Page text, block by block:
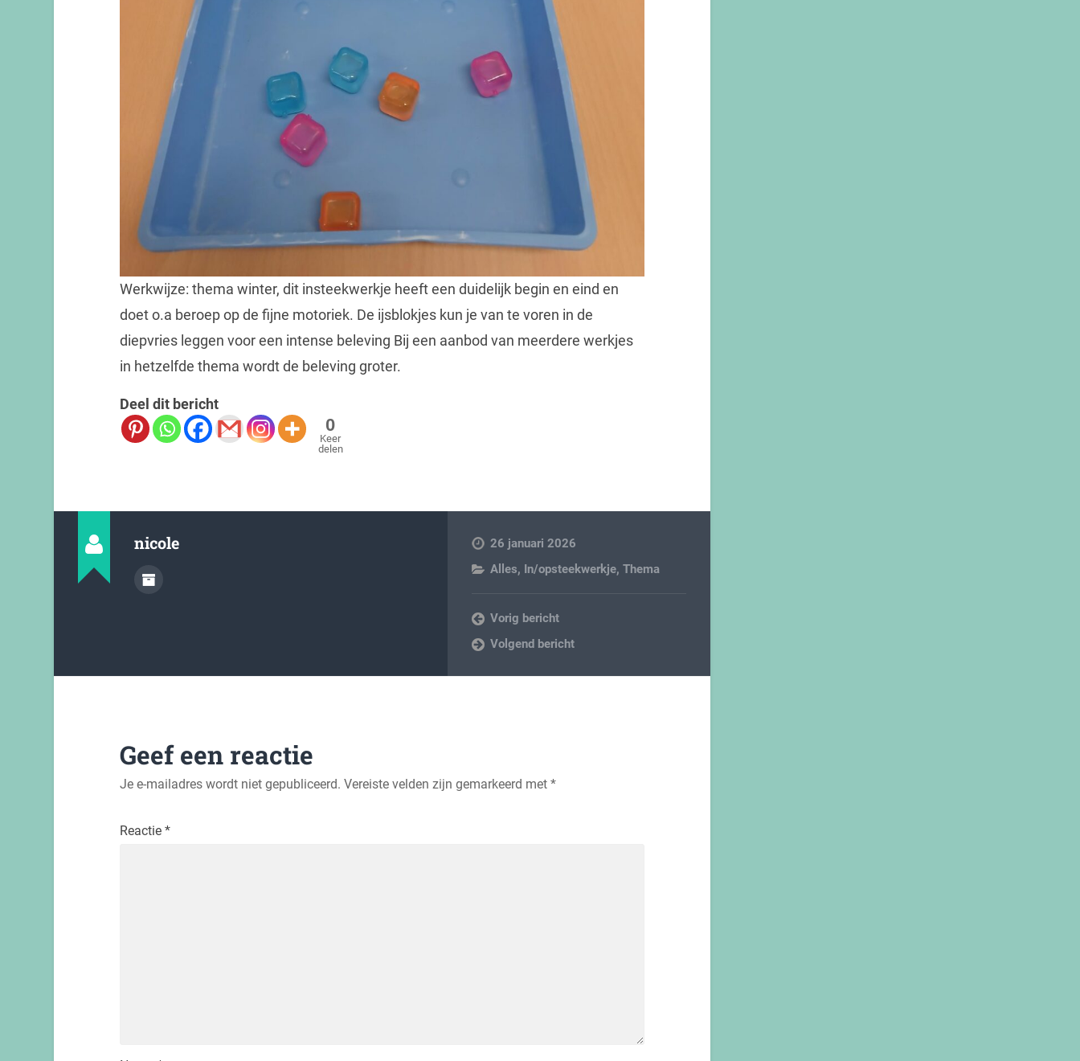
Werkwijze: thema winter, dit insteekwerkje heeft een duidelijk begin en eind en
doet o.a beroep op de fijne motoriek. De ijsblokjes kun je van te voren in de
diepvries leggen voor een intense beleving Bij een aanbod van meerdere werkjes
in hetzelfde thema wordt de beleving groter.
Deel dit bericht
0
Keer
delen
nicole
26 januari 2026
Alles, In/opsteekwerkje,Thema
Vorig bericht
Volgend bericht
Geef een reactie
Je e-mailadres wordt niet gepubliceerd. Vereiste velden zijn gemarkeerd met *
Reactie *